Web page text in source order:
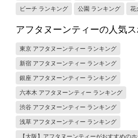
ビーチ ランキング 公園 ランキング 花
アフタヌーンティーの人気ス
東京 アフタヌーンティー ランキング
新宿 アフタヌーンティー ランキング
銀座 アフタヌーンティー ランキング
六本木 アフタヌーンティー ランキング
渋谷 アフタヌーンティー ランキング
浅草 アフタヌーンティー ランキング
【大阪】アフタヌーンティーがおすすめの